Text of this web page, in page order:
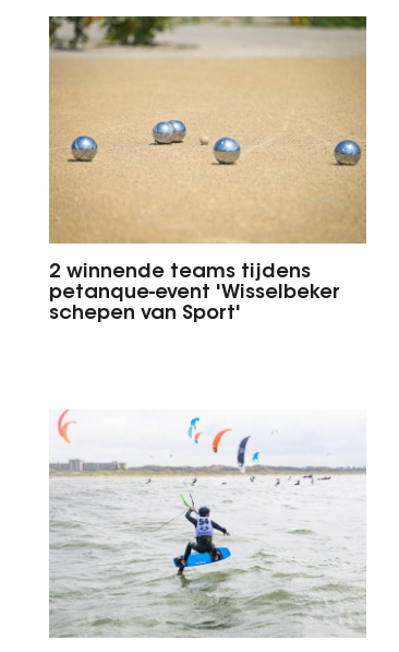
2 winnende teams tijdens
petanque-event 'Wisselbeker
schepen van Sport'